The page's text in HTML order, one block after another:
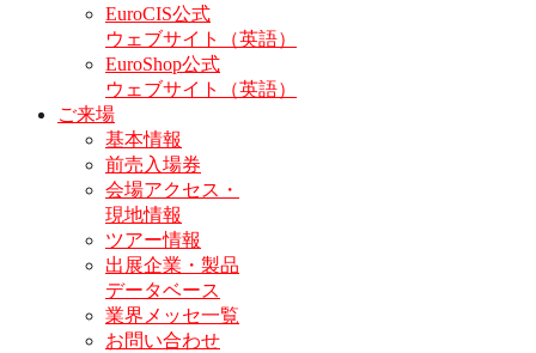
EuroCIS公式
ウェブサイト（英語）
EuroShop公式
ウェブサイト（英語）
ご来場
基本情報
前売入場券
会場アクセス・
現地情報
ツアー情報
出展企業・製品
データベース
業界メッセ一覧
お問い合わせ